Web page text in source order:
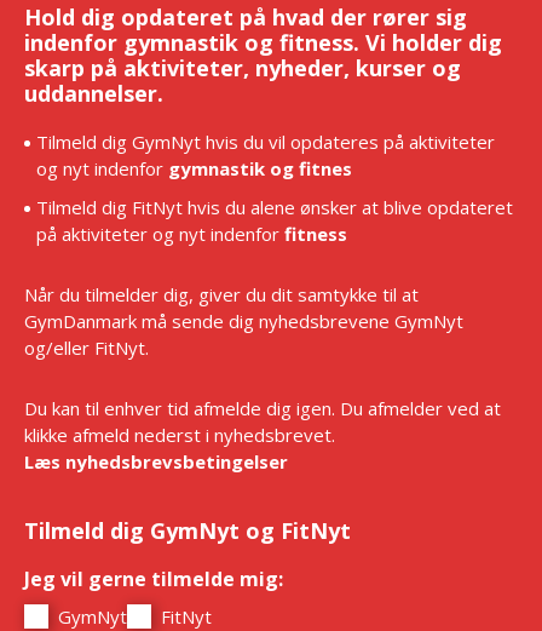
Hold dig opdateret på hvad der rører sig
indenfor gymnastik og fitness. Vi holder dig
skarp på aktiviteter, nyheder, kurser og
uddannelser.
Tilmeld dig GymNyt hvis du vil opdateres på aktiviteter
og nyt indenfor gymnastik og fitnes
Tilmeld dig FitNyt hvis du alene ønsker at blive opdateret
på aktiviteter og nyt indenfor fitness
Når du tilmelder dig, giver du dit samtykke til at
GymDanmark må sende dig nyhedsbrevene GymNyt
og/eller FitNyt.
Du kan til enhver tid afmelde dig igen. Du afmelder ved at
klikke afmeld nederst i nyhedsbrevet.
Læs nyhedsbrevsbetingelser
Tilmeld dig GymNyt og FitNyt
Jeg vil gerne tilmelde mig:
GymNyt FitNyt